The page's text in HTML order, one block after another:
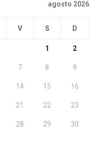
agosto 2026
V S D
1 2
7 8 9
14 15 16
21 22 23
28 29 30